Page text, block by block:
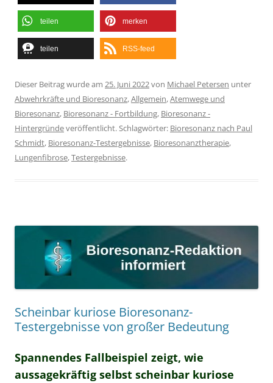
teilen merken
teilen RSS-feed
Dieser Beitrag wurde am 25. Juni 2022von Michael Petersen unter
Abwehrkräfte und Bioresonanz,Allgemein,Atemwege und
Bioresonanz, Bioresonanz - Fortbildung, Bioresonanz -
Hintergründeveröffentlicht. Schlagwörter: Bioresonanz nach Paul
Schmidt, Bioresonanz-Testergebnisse, Bioresonanztherapie,
Lungenfibrose,Testergebnisse.
Scheinbar kuriose Bioresonanz-
Testergebnisse von großer Bedeutung
Spannendes Fallbeispiel zeigt, wie
aussagekräftig selbst scheinbar kuriose